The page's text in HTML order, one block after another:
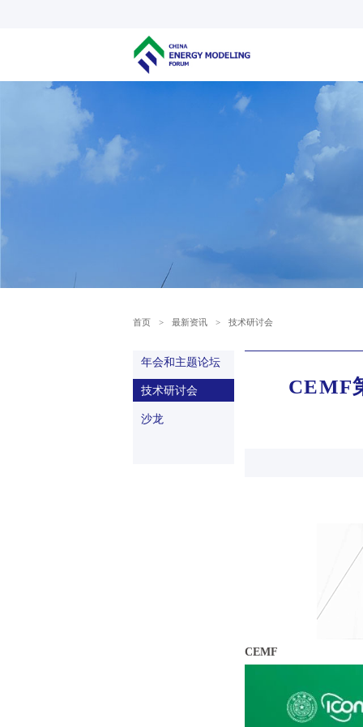
首页 > 最新资讯 > 技术研讨会
年会和主题论坛
技术研讨会
沙龙
CEMF
CEMF